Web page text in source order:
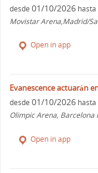
desde 01/10/2026 hasta
Movistar Arena,Madrid/
Open in app
Evanescence actuarán
desde 01/10/2026 hasta
Olimpic Arena,
Open in app